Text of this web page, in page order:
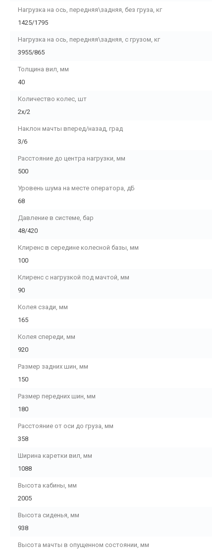
Нагрузка на ось, передняя\задняя, без груза, кг
1425/1795
Нагрузка на ось, передняя\задняя, с грузом, кг
3955/865
Толщина вил, мм
40
Количество колес, шт
2х/2
Наклон мачты вперед/назад, град
3/6
Расстояние до центра нагрузки, мм
500
Уровень шума на месте оператора, дБ
68
Давление в системе, бар
48/420
Клиренс в середине колесной базы, мм
100
Клиренс с нагрузкой под мачтой, мм
90
Колея сзади, мм
165
Колея спереди, мм
920
Размер задних шин, мм
150
Размер передних шин, мм
180
Расстояние от оси до груза, мм
358
Ширина каретки вил, мм
1088
Высота кабины, мм
2005
Высота сиденья, мм
938
Высота мачты в опущенном состоянии, мм